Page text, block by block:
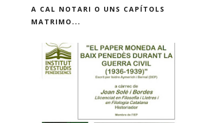
A CAL NOTARI O UNS CAPÍTOLS
MATRIMO...